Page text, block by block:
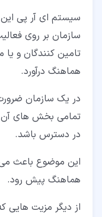
سیستم ای آر پی این
سازمان بر روی
تامین کنندگان و
هماهنگ درآورد.
در یک سازمان
تمامی بخش های آن
در دسترس باشد.
این موضوع باعث می
هماهنگ پیش رود.
از دیگر مزیت هایی